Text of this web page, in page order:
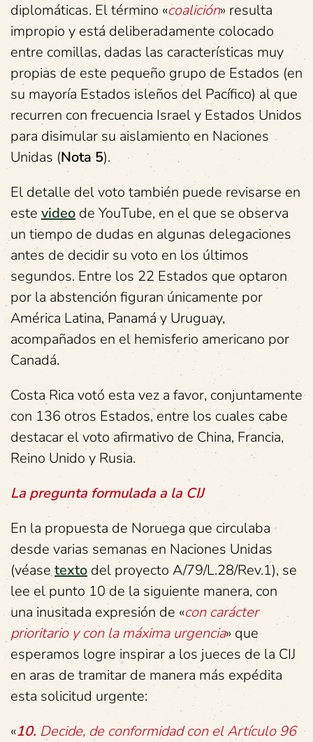
diplomáticas. El término «coalición» resulta
impropio y está deliberadamente colocado
entre comillas, dadas las características muy
propias de este pequeño grupo de Estados (en
su mayoría Estados isleños del Pacífico) al que
recurren con frecuencia Israel y Estados Unidos
para disimular su aislamiento en Naciones
Unidas (Nota 5).
El detalle del voto también puede revisarse en
este video de YouTube, en el que se observa
un tiempo de dudas en algunas delegaciones
antes de decidir su voto en los últimos
segundos. Entre los 22 Estados que optaron
por la abstención figuran únicamente por
América Latina, Panamá y Uruguay,
acompañados en el hemisferio americano por
Canadá.
Costa Rica votó esta vez a favor, conjuntamente
con 136 otros Estados, entre los cuales cabe
destacar el voto afirmativo de China, Francia,
Reino Unido y Rusia.
La pregunta formulada a la CIJ
En la propuesta de Noruega que circulaba
desde varias semanas en Naciones Unidas
(véasetexto del proyecto A/79/L.28/Rev.1), se
lee el punto 10 de la siguiente manera, con
una inusitada expresión de «con carácter
prioritario y con la máxima urgencia» que
esperamos logre inspirar a los jueces de la CIJ
en aras de tramitar de manera más expédita
esta solicitud urgente:
«10. Decide, de conformidad con el Artículo 96